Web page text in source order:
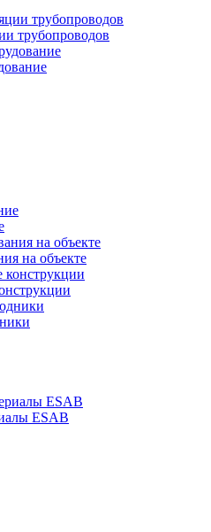
трубопроводов
на объекте
ESAB